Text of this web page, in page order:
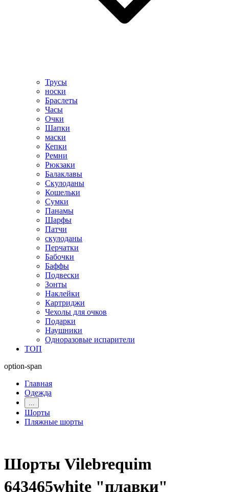
Трусы
носки
Браслеты
Часы
Очки
Шапки
маски
Кепки
Ремни
Рюкзаки
Балаклавы
Скулоданы
Кошельки
Сумки
Панамы
Шарфы
Патчи
скулоданы
Перчатки
Бабочки
Баффы
Подвески
Зонты
Наклейки
Картриджи
Чехолы для очков
Подарки
Наушники
Одноразовые испарители
ТОП
option-span
Главная
Одежда
Шорты
Пляжные шорты
Шорты Vilebrequim
643465white "плавки"